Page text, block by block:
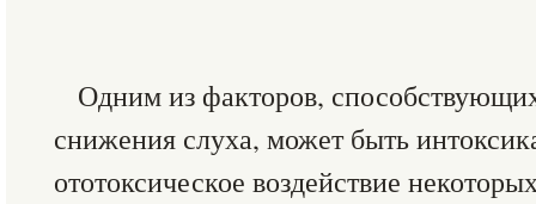
Одним из факторов,
снижения слуха, может быть
ототоксическое воздействие